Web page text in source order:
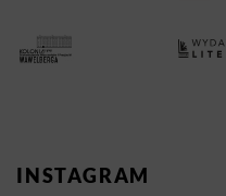
INSTAGRAM